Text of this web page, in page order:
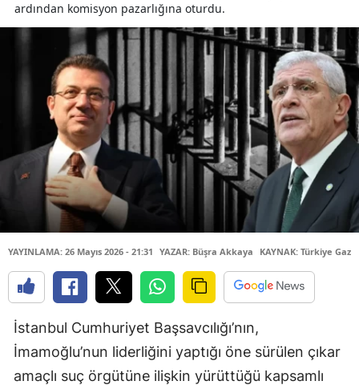
ardından komisyon pazarlığına oturdu.
YAYINLAMA: 26 Mayıs 2026 - 21:31 YAZAR: Büşra Akkaya KAYNAK: Türkiye
İstanbul Cumhuriyet Başsavcılığı’nın,
İmamoğlu’nun liderliğini yaptığı öne sürülen çıkar
amaçlı suç örgütüne ilişkin yürüttüğü kapsamlı